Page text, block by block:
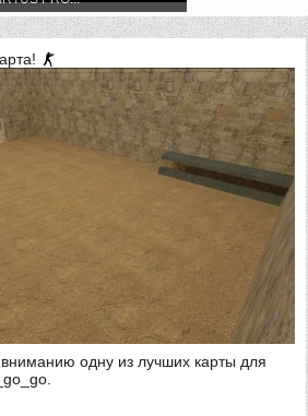
одну из лучших карты для